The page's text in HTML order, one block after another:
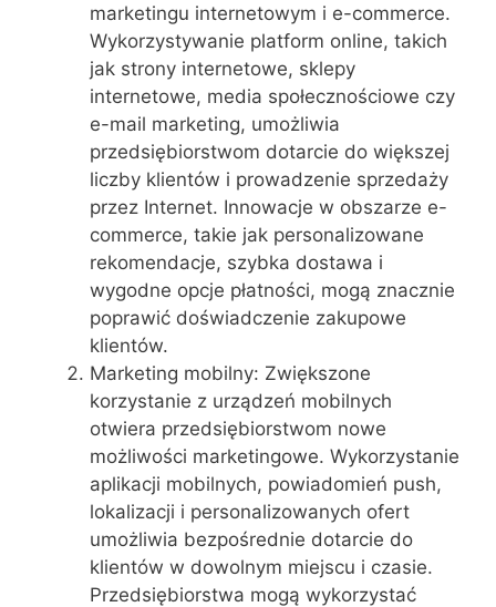
marketingu internetowym i e-commerce.
Wykorzystywanie platform online, takich
jak strony internetowe, sklepy
internetowe, media społecznościowe czy
e-mail marketing, umożliwia
przedsiębiorstwom dotarcie do większej
liczby klientów i prowadzenie sprzedaży
przez Internet. Innowacje w obszarze e-
commerce, takie jak personalizowane
rekomendacje, szybka dostawa i
wygodne opcje płatności, mogą znacznie
poprawić doświadczenie zakupowe
klientów.
Marketing mobilny: Zwiększone
korzystanie z urządzeń mobilnych
otwiera przedsiębiorstwom nowe
możliwości marketingowe. Wykorzystanie
aplikacji mobilnych, powiadomień push,
lokalizacji i personalizowanych ofert
umożliwia bezpośrednie dotarcie do
klientów w dowolnym miejscu i czasie.
Przedsiębiorstwa mogą wykorzystać